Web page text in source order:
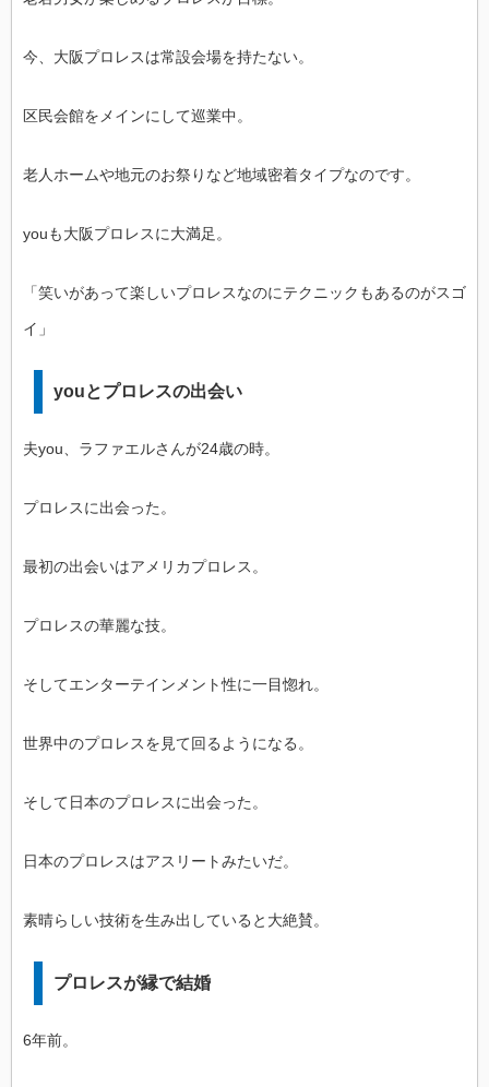
今、大阪プロレスは常設会場を持たない。
区民会館をメインにして巡業中。
老人ホームや地元のお祭りなど地域密着タイプなのです。
youも大阪プロレスに大満足。
「笑いがあって楽しいプロレスなのにテクニックもあるのがスゴ
イ」
youとプロレスの出会い
夫you、ラファエルさんが24歳の時。
プロレスに出会った。
最初の出会いはアメリカプロレス。
プロレスの華麗な技。
そしてエンターテインメント性に一目惚れ。
世界中のプロレスを見て回るようになる。
そして日本のプロレスに出会った。
日本のプロレスはアスリートみたいだ。
素晴らしい技術を生み出していると大絶賛。
プロレスが縁で結婚
6年前。